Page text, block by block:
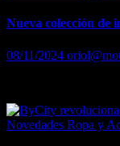
Nueva colección de
08/11/2024
Novedades Ropa y